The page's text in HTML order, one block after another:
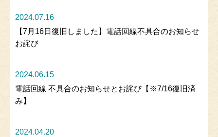
2024.07.16
【7月16日復旧しました】電話回線不具合のお知らせ
お詫び
2024.06.15
電話回線 不具合のお知らせとお詫び【※7/16復旧済
み】
2024.04.20